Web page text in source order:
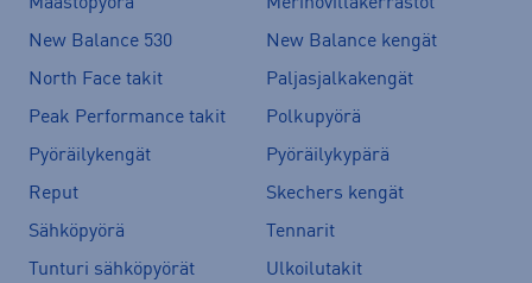
Maastopyörä
Merinovillakerrastot
New Balance 530
New Balance kengät
North Face takit
Paljasjalkakengät
Peak Performance takit
Polkupyörä
Pyöräilykengät
Pyöräilykypärä
Reput
Skechers kengät
Sähköpyörä
Tennarit
Tunturi sähköpyörät
Ulkoilutakit